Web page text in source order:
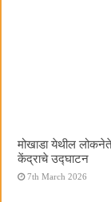
मोखाडा येथील
केंद्राचे उद्घाटन
7th March 2026